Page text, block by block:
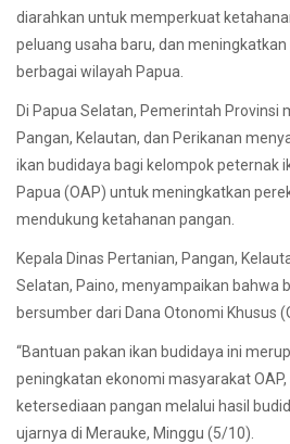
diarahkan untuk memperkuat
peluang usaha baru, dan
berbagai wilayah Papua.
Di Papua Selatan, Pemerintah Provinsi
Pangan, Kelautan, dan Perikanan
ikan budidaya bagi kelompok peternak
Papua (OAP) untuk meningkatkan
mendukung ketahanan pangan.
Kepala Dinas Pertanian, Pangan,
Selatan, Paino, menyampaikan bahwa
bersumber dari Dana Otonomi Khusus
“Bantuan pakan ikan budidaya ini
peningkatan ekonomi masyarakat
ketersediaan pangan melalui hasil
ujarnya di Merauke, Minggu (5/10).